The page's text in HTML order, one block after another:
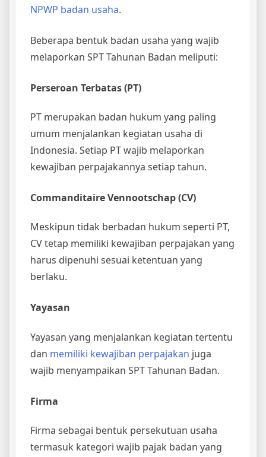
NPWP badan usaha.
Beberapa bentuk badan usaha yang wajib
melaporkan SPT Tahunan Badan meliputi:
Perseroan Terbatas (PT)
PT merupakan badan hukum yang paling
umum menjalankan kegiatan usaha di
Indonesia. Setiap PT wajib melaporkan
kewajiban perpajakannya setiap tahun.
Commanditaire Vennootschap (CV)
Meskipun tidak berbadan hukum seperti PT,
CV tetap memiliki kewajiban perpajakan yang
harus dipenuhi sesuai ketentuan yang
berlaku.
Yayasan
Yayasan yang menjalankan kegiatan tertentu
dan memiliki kewajiban perpajakan juga
wajib menyampaikan SPT Tahunan Badan.
Firma
Firma sebagai bentuk persekutuan usaha
termasuk kategori wajib pajak badan yang